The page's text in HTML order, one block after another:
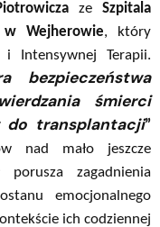
ze Szpitala
w Wejherowie, który
i Intensywnej Terapii.
bezpieczeństwa
śmierci
do transplantacji”
nad mało jeszcze
zagadnienia
emocjonalnego
ich codziennej